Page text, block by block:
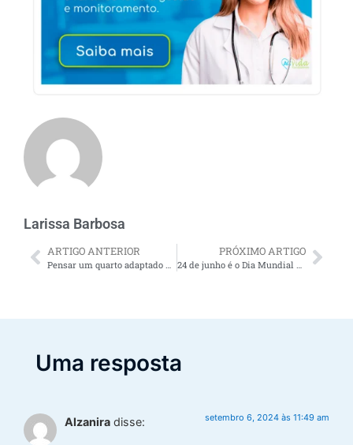
Larissa Barbosa
ARTIGO ANTERIOR PRÓXIMO ARTIGO
Uma resposta
Alzanira disse: setembro 6, 2024 às 11:49 am